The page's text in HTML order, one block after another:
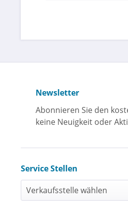
Newsletter
Abonnieren Sie den
keine Neuigkeit oder
Service Stellen